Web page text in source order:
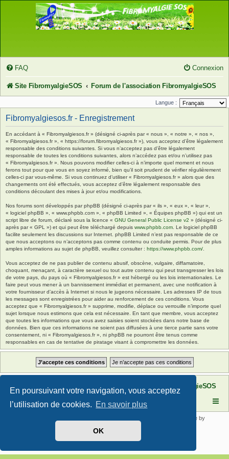
En poursuivant votre navigation, vous acceptez
l’utilisation de cookies. En savoir plus
OK
FAQ Connexion
Site FibromyalgieSOS Forum de l'association FibromyalgieSOS
Langue :
Fibromyalgiesos.fr - Enregistrement
En accédant à « Fibromyalgiesos.fr » (désigné ci-après par « nous », « notre », « nos »,
« Fibromyalgiesos.fr », « https://forum.fibromyalgiesos.fr »), vous acceptez d’être légalement
responsable des conditions suivantes. Si vous n’acceptez pas d’être légalement
responsable de toutes les conditions suivantes, alors n’accédez pas et/ou n’utilisez pas
« Fibromyalgiesos.fr ». Nous pouvons modifier celles-ci à n’importe quel moment et nous
ferons tout pour que vous en soyez informé, bien qu’il soit prudent de vérifier régulièrement
celles-ci par vous-même. Si vous continuez d’utiliser « Fibromyalgiesos.fr » alors que des
changements ont été effectués, vous acceptez d’être légalement responsable des
conditions découlant des mises à jour et/ou modifications.
Nos forums sont développés par phpBB (désigné ci-après par « ils », « eux », « leur »,
« logiciel phpBB », « www.phpbb.com », « phpBB Limited », « Équipes phpBB ») qui est un
script libre de forum, déclaré sous la licence « GNU General Public License v2 » (désigné ci-
après par « GPL ») et qui peut être téléchargé depuis www.phpbb.com . Le logiciel phpBB
facilite seulement les discussions sur Internet. phpBB Limited n’est pas responsable de ce
que nous acceptons ou n’acceptons pas comme contenu ou conduite permis. Pour de plus
amples informations au sujet de phpBB, veuillez consulter : https://www.phpbb.com/
Vous acceptez de ne pas publier de contenu abusif, obscène, vulgaire, diffamatoire,
choquant, menaçant, à caractère sexuel ou tout autre contenu qui peut transgresser les lois
de votre pays, du pays où « Fibromyalgiesos.fr » est hébergé ou les lois internationales. Le
faire peut vous mener à un bannissement immédiat et permanent, avec une notification à
votre fournisseur d’accès à Internet si nous le jugeons nécessaire. Les adresses IP de tous
les messages sont enregistrées pour aider au renforcement de ces conditions. Vous
acceptez que « Fibromyalgiesos.fr » supprime, modifie, déplace ou verrouille n’importe quel
sujet lorsque nous estimons que cela est nécessaire. En tant que membre, vous acceptez
que toutes les informations que vous avez saisies soient stockées dans notre base de
données. Bien que ces informations ne soient pas diffusées à une tierce partie sans votre
consentement, ni « Fibromyalgiesos.fr », ni phpBB ne pourront être tenus comme
responsables en cas de tentative de piratage visant à compromettre les données.
Site FibromyalgieSOS Forum de l'association FibromyalgieSOS
® Forum Software © phpBB Limited | SE Square by
Traduit par